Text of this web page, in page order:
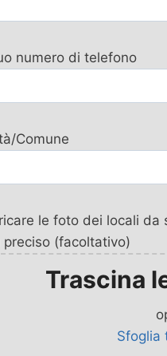
numero di telefono
Comune
le foto dei locali da
preciso (facoltativo)
Trascina
Sfoglia